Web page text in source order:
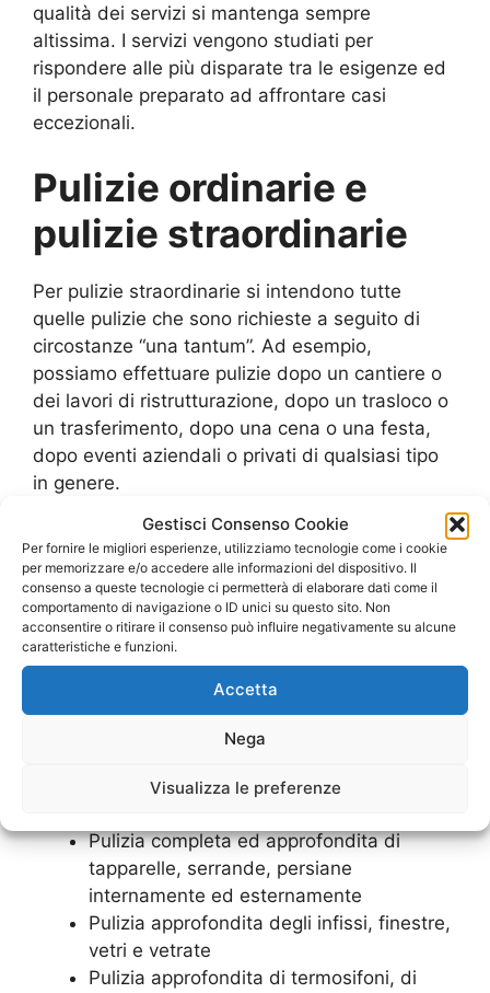
Gestisci Consenso Cookie
Per fornire le migliori esperienze, utilizziamo tecnologie come i cookie
per memorizzare e/o accedere alle informazioni del dispositivo. Il
consenso a queste tecnologie ci permetterà di elaborare dati come il
comportamento di navigazione o ID unici su questo sito. Non
acconsentire o ritirare il consenso può influire negativamente su alcune
caratteristiche e funzioni.
Accetta
Nega
Visualizza le preferenze
qualità dei servizi si mantenga sempre
altissima. I servizi vengono studiati per
rispondere alle più disparate tra le esigenze ed
il personale preparato ad affrontare casi
eccezionali.
Pulizie ordinarie e
pulizie straordinarie
Per pulizie straordinarie si intendono tutte
quelle pulizie che sono richieste a seguito di
circostanze “una tantum”. Ad esempio,
possiamo effettuare pulizie dopo un cantiere o
dei lavori di ristrutturazione, dopo un trasloco o
un trasferimento, dopo una cena o una festa,
dopo eventi aziendali o privati di qualsiasi tipo
in genere.
Offriamo questo servizio tanto ai privati quanto
alle aziende e sappiamo come differenziare il
nostro servizio in base alle specifiche esigenze
di ciascuna tipologia di cliente.
pulizie grazie al know how da noi maturato ed
alla nostra esperienza nel settore.
Alcuni tra i nostri servizi più richiesti a Roma:
Pulizia completa ed approfondita di
tapparelle, serrande, persiane
internamente ed esternamente
Pulizia approfondita degli infissi, finestre,
vetri e vetrate
Pulizia approfondita di termosifoni, di